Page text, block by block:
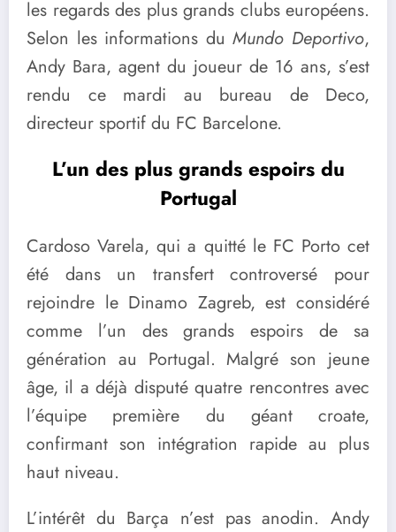
les regards des plus grands clubs européens.
Selon les informations duMundo Deportivo,
Andy Bara, agent du joueur de 16 ans, s’est
rendu ce mardi au bureau de Deco,
directeur sportif du FC Barcelone.
L’un des plus grands espoirs du
Portugal
Cardoso Varela, qui a quitté le FC Porto cet
été dans un transfert controversé pour
rejoindre le Dinamo Zagreb, est considéré
comme l’un des grands espoirs de sa
génération au Portugal. Malgré son jeune
âge, il a déjà disputé quatre rencontres avec
l’équipe première du géant croate,
confirmant son intégration rapide au plus
haut niveau.
L’intérêt du Barça n’est pas anodin. Andy